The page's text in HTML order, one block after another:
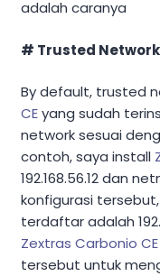
adalah caranya
# Trusted Network
By default, trusted
CEyang sudah
network sesuai
contoh, saya install
192.168.56.12 dan
konfigurasi
terdaftar adalah
Zextras Carbonio CE
tersebut untuk